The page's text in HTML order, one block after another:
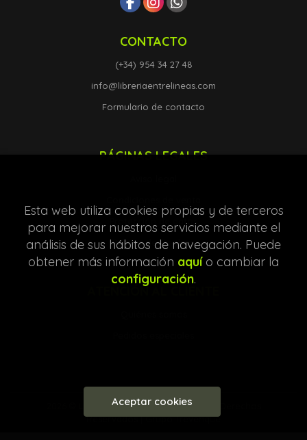
CONTACTO
(+34) 954 34 27 48
info@libreriaentrelineas.com
Formulario de contacto
PÁGINAS LEGALES
Protección de datos
Política de Cookies
ATENCIÓN AL CLIENTE
Librería Entre Líneas. Todos los Derechos
Reservados |Grupo Trevenque
Esta web utiliza cookies propias y de terceros
para mejorar nuestros servicios mediante el
análisis de sus hábitos de navegación. Puede
obtener más información aquío cambiar la
configuración.
Aceptar cookies